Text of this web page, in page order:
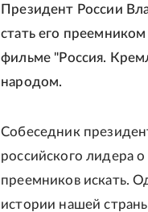
Президент России
стать его
фильме "Россия.
народом.
Собеседник
российского лидера
преемников искать.
истории нашей